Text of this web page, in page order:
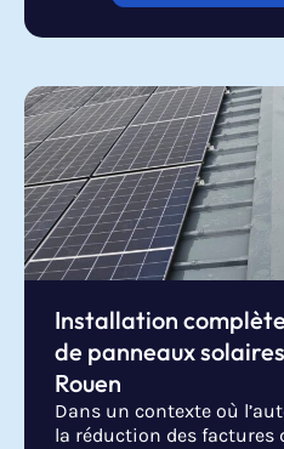
Installation
de panneaux
Rouen
Dans un contexte où
la réduction des factures